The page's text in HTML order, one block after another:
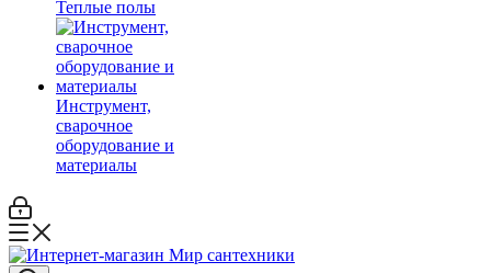
Теплые полы
Инструмент,
сварочное
оборудование и
материалы